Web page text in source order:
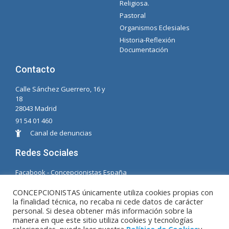
Religiosa.
Pastoral
Organismos Eclesiales
Historia-Reflexión
Documentación
Contacto
Calle Sánchez Guerrero, 16 y
18
28043 Madrid
91 54 01 460
Canal de denuncias
Redes Sociales
Facabook - Concepcionistas España
© Copyright MM. Concepcionistas. Desarrollado
por LC. S.L.
CONCEPCIONISTAS únicamente utiliza cookies propias con
la finalidad técnica, no recaba ni cede datos de carácter
personal. Si desea obtener más información sobre la
manera en que este sitio utiliza cookies y tecnologías